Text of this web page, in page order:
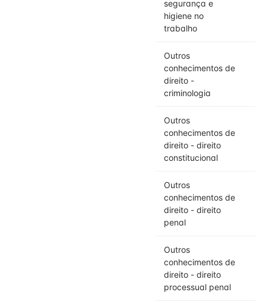
segurança e
higiene no
trabalho
Outros
conhecimentos de
direito -
criminologia
Outros
conhecimentos de
direito - direito
constitucional
Outros
conhecimentos de
direito - direito
penal
Outros
conhecimentos de
direito - direito
processual penal